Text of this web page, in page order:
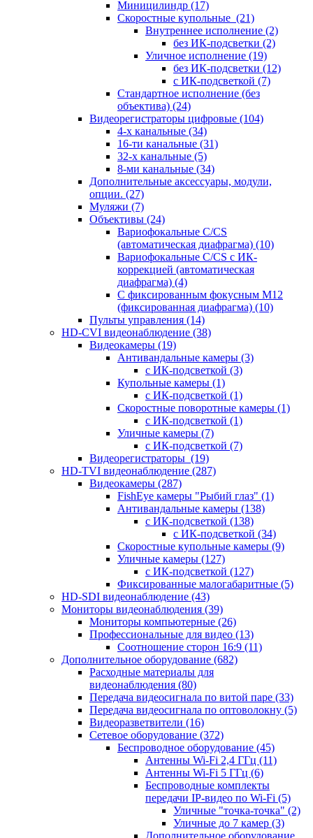
Миницилиндр (17)
Скоростные купольные (21)
Внутреннее исполнение (2)
без ИК-подсветки (2)
Уличное исполнение (19)
без ИК-подсветки (12)
с ИК-подсветкой (7)
Стандартное исполнение (без
объектива) (24)
Видеорегистраторы цифровые (104)
4-х канальные (34)
16-ти канальные (31)
32-х канальные (5)
8-ми канальные (34)
Дополнительные аксессуары, модули,
опции. (27)
Муляжи (7)
Объективы (24)
Вариофокальные C/CS
(автоматическая диафрагма) (10)
Вариофокальные C/CS с ИК-
коррекцией (автоматическая
диафрагма) (4)
С фиксированным фокусным М12
(фиксированная диафрагма) (10)
Пульты управления (14)
HD-CVI видеонаблюдение (38)
Видеокамеры (19)
Антивандальные камеры (3)
с ИК-подсветкой (3)
Купольные камеры (1)
с ИК-подсветкой (1)
Скоростные поворотные камеры (1)
с ИК-подсветкой (1)
Уличные камеры (7)
с ИК-подсветкой (7)
Видеорегистраторы (19)
HD-TVI видеонаблюдение (287)
Видеокамеры (287)
FishEye камеры "Рыбий глаз" (1)
Антивандальные камеры (138)
с ИК-подсветкой (138)
с ИК-подсветкой (34)
Скоростные купольные камеры (9)
Уличные камеры (127)
с ИК-подсветкой (127)
Фиксированные малогабаритные (5)
HD-SDI видеонаблюдение (43)
Мониторы видеонаблюдения (39)
Мониторы компьютерные (26)
Профессиональные для видео (13)
Соотношение сторон 16:9 (11)
Дополнительное оборудование (682)
Расходные материалы для
видеонаблюдения (80)
Передача видеосигнала по витой паре (33)
Передача видеосигнала по оптоволокну (5)
Видеоразветвители (16)
Сетевое оборудование (372)
Беспроводное оборудование (45)
Антенны Wi-Fi 2,4 ГГц (11)
Антенны Wi-Fi 5 ГГц (6)
Беспроводные комплекты
передачи IP-видео по Wi-Fi (5)
Уличные "точка-точка" (2)
Уличные до 7 камер (3)
Дополнительное оборудование